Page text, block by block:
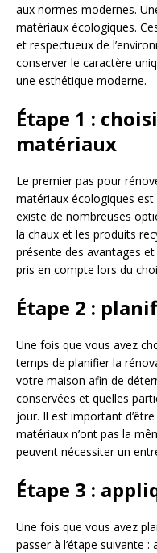
aux normes modernes.
matériaux écologiques.
et respectueux de
conserver le caractère
une esthétique moderne.
Étape 1 :
matériaux
Le premier pas pour
matériaux écologiques
existe de nombreuses
la chaux et les produits
présente des avantages
pris en compte lors du
Étape 2 :
Une fois que vous avez
temps de planifier la
votre maison afin de
conservées et quelles
jour. Il est important
matériaux n’ont pas la
peuvent nécessiter un
Étape 3 :
Une fois que vous avez
passer à l’étape suivante